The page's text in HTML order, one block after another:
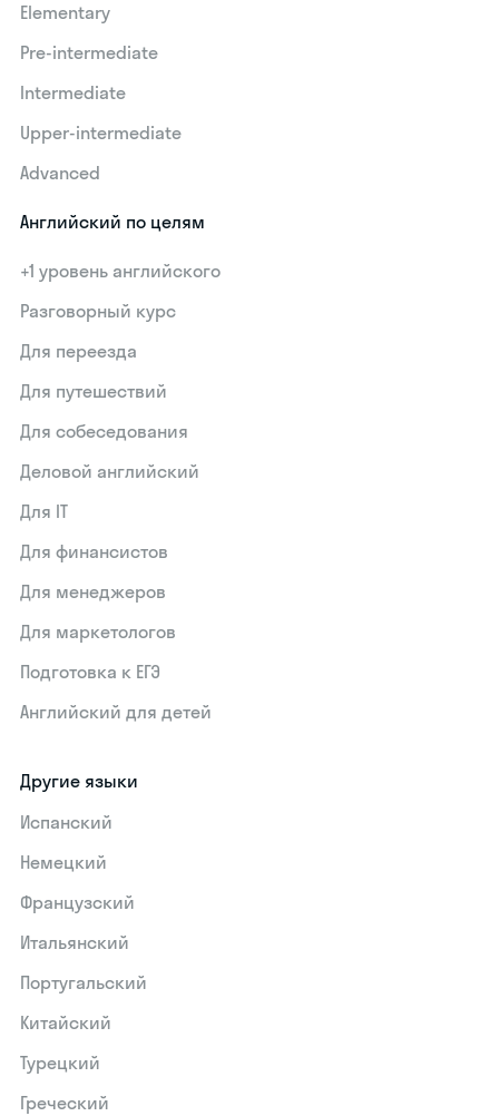
Elementary
Pre-intermediate
Intermediate
Upper-intermediate
Advanced
Английский по целям
+1 уровень английского
Разговорный курс
Для переезда
Для путешествий
Для собеседования
Деловой английский
Для IT
Для финансистов
Для менеджеров
Для маркетологов
Подготовка к ЕГЭ
Английский для детей
Другие языки
Испанский
Немецкий
Французский
Итальянский
Португальский
Китайский
Турецкий
Греческий